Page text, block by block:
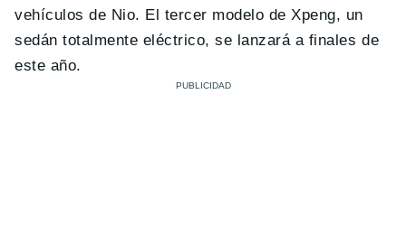
vehículos de Nio. El tercer modelo de Xpeng, un
sedán totalmente eléctrico, se lanzará a finales de
este año.